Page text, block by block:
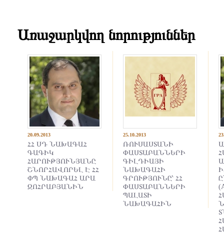
Առաջարկվող նորություններ
20.09.2013
ՀՀ ՍԴ ՆԱԽԱԳԱՀ
ԳԱԳԻԿ
ՀԱՐՈՒԹՅՈՒՆՅԱՆԸ
ՇՆՈՐՀԱՎՈՐԵԼ Է ՀՀ
ՓՊ ՆԱԽԱԳԱՀ ԱՐԱ
ԶՈՀՐԱԲՅԱՆԻՆ
25.10.2013
ՌՈՒՍԱՍՏԱՆԻ
ՓԱՍՏԱԲԱՆՆԵՐԻ
ԳԻԼԴԻԱՅԻ
ՆԱԽԱԳԱՀԻ
ԳՐՈՒԹՅՈՒՆԸ՝ ՀՀ
ՓԱՍՏԱԲԱՆՆԵՐԻ
ՊԱԼԱՏԻ
ՆԱԽԱԳԱՀԻՆ